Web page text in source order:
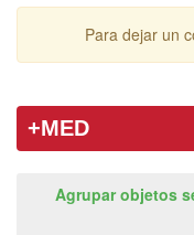
Para dejar un
+MED
Agrupar objetos